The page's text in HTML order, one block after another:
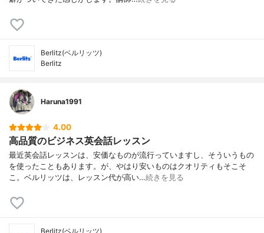
Berlitz(ベルリッツ)
Berlitz
Haruna1991
4.00
高品質のビジネス英会話レッスン
最近英会話レッスンは、安価なものが流行っていますし、そういうもの
を使ったこともあります。が、やはり安いものはクオリティもそこそ
こ。ベルリッツは、レッスン代が高い…続きを見る
Berlitz(ベルリッツ)